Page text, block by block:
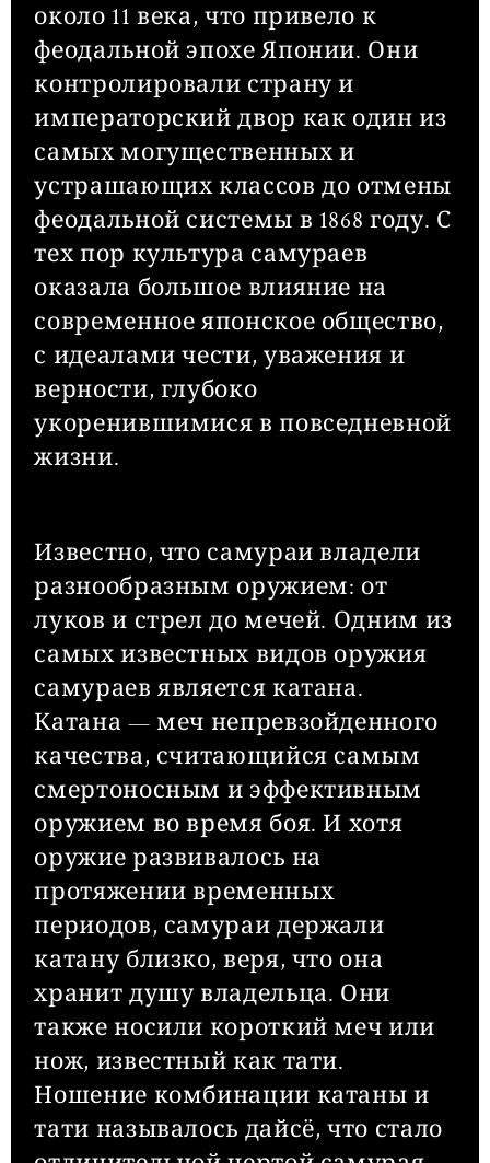
около 11 века, что привело к
феодальной эпохе Японии. Они
контролировали страну и
императорский двор как один из
самых могущественных и
устрашающих классов до отмены
феодальной системы в 1868 году. С
тех пор культура самураев
оказала большое влияние на
современное японское общество,
с идеалами чести, уважения и
верности, глубоко
укоренившимися в повседневной
жизни.
Известно, что самураи владели
разнообразным оружием: от
луков и стрел до мечей. Одним из
самых известных видов оружия
самураев является катана.
Катана — меч непревзойденного
качества, считающийся самым
смертоносным и эффективным
оружием во время боя. И хотя
оружие развивалось на
протяжении временных
периодов, самураи держали
катану близко, веря, что она
хранит душу владельца. Они
также носили короткий меч или
нож, известный как тати.
Ношение комбинации катаны и
тати называлось дайсё, что стало